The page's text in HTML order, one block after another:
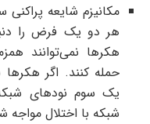
هر دو یک فرض را
هکرها نمی‌توانند
حمله کنند. اگر هکرها
یک سوم نودهای
شبکه با اختلال مواجه